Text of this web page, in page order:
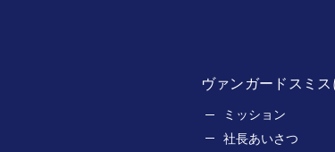
ヴァンガードスミス
ミッション
社長あいさつ